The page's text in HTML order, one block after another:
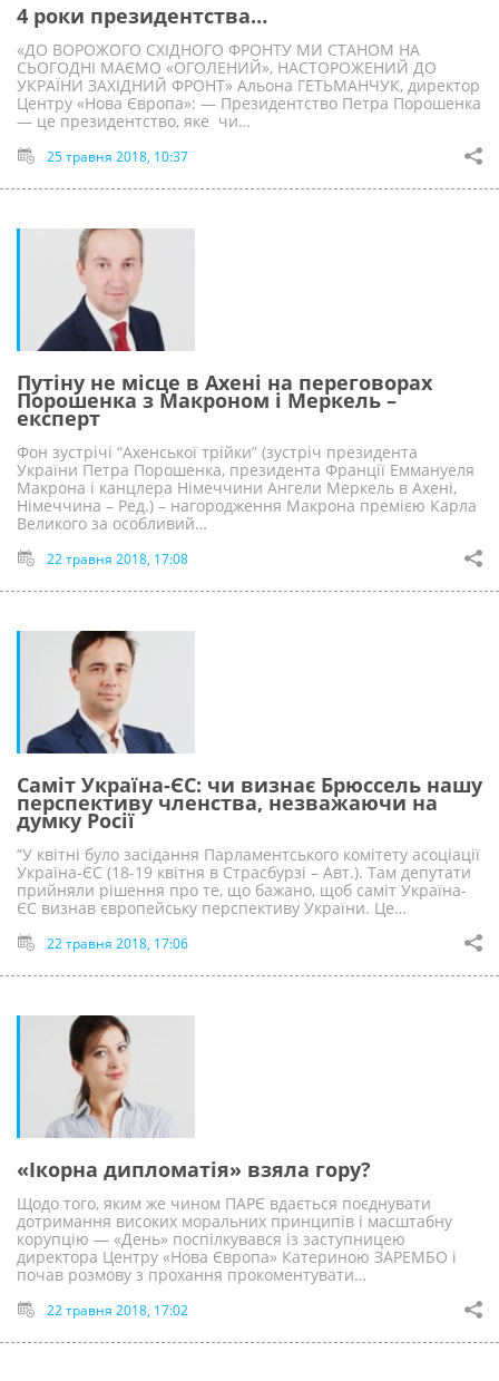
4 роки президентства…
«ДО ВОРОЖОГО СХІДНОГО ФРОНТУ МИ СТАНОМ НА
СЬОГОДНІ МАЄМО «ОГОЛЕНИЙ», НАСТОРОЖЕНИЙ ДО
УКРАЇНИ ЗАХІДНИЙ ФРОНТ» Альона ГЕТЬМАНЧУК, директор
Центру «Нова Європа»: — Президентство Петра Порошенка
— це президентство, яке чи…
25 травня 2018, 10:37
Путіну не місце в Ахені на переговорах
Порошенка з Макроном і Меркель –
експерт
Фон зустрічі “Ахенської трійки” (зустріч президента
України Петра Порошенка, президента Франції Еммануеля
Макрона і канцлера Німеччини Ангели Меркель в Ахені,
Німеччина – Ред.) – нагородження Макрона премією Карла
Великого за особливий…
22 травня 2018, 17:08
Саміт Україна-ЄС: чи визнає Брюссель нашу
перспективу членства, незважаючи на
думку Росії
“У квітні було засідання Парламентського комітету асоціації
Україна-ЄС (18-19 квітня в Страсбурзі – Авт.). Там депутати
прийняли рішення про те, що бажано, щоб саміт Україна-
ЄС визнав європейську перспективу України. Це…
22 травня 2018, 17:06
«Iкорна дипломатія» взяла гору?
Щодо того, яким же чином ПАРЄ вдається поєднувати
дотримання високих моральних принципів і масштабну
корупцію — «День» поспілкувався із заступницею
директора Центру «Нова Європа» Катериною ЗАРЕМБО і
почав розмову з прохання прокоментувати…
22 травня 2018, 17:02